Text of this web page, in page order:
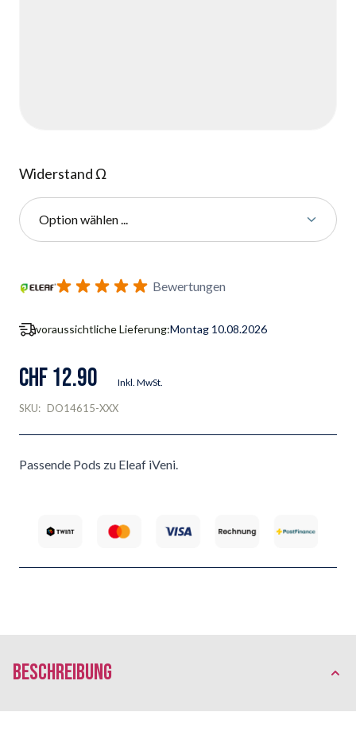
Widerstand Ω
Option wählen ...
Benachrichtigungsformular für Wiederverfügbarkeit
Bewertungen
voraussichtliche Lieferung:Montag 10.08.2026
CHF 12.90 Inkl. MwSt.
SKU: DO14615-XXX
Passende Pods zu Eleaf iVeni.
Beschreibung